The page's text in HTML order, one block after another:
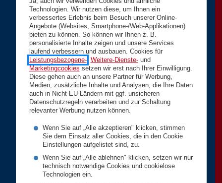
Technologien. Wir nutzen diese, um Ihnen ein
verbessertes Erlebnis beim Besuch unserer Online-
Angebote (Websites, Smartphone-/Web-Applikationen)
bieten zu können. So können wir Ihnen z. B.
personalisierte Inhalte zeigen und unsere Services
laufend verbessern und ausbauen. Cookies für
Leistungsbezogene-, Weitere-Dienste-und
Marketingcookies setzen wir erst nach Ihrer Einwilligung.
Diese gehen auch an unsere Partner für Werbung,
Medien, zusätzliche Inhalte und Analysen, die Ihre Daten
auch in Nicht-EU-Ländern mit ggf. unsicheren
Datenschutzregeln verarbeiten und zur Schaltung
relevanter Werbung nutzen können.
Wenn Sie auf „Alle akzeptieren" klicken, stimmen
Sie dem Einsatz aller Cookies, die in den Cookie
Einstellungen aufgelistet sind, zu.
Wenn Sie auf „Alle ablehnen" klicken, setzen wir nur
technisch notwendige Cookies und cookielose
Technologien ein.